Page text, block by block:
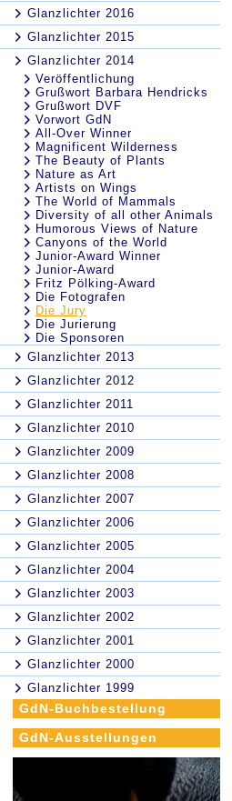
Glanzlichter 2016
Glanzlichter 2015
Glanzlichter 2014
Veröffentlichung
Grußwort Barbara Hendricks
Grußwort DVF
Vorwort GdN
All-Over Winner
Magnificent Wilderness
The Beauty of Plants
Nature as Art
Artists on Wings
The World of Mammals
Diversity of all other Animals
Humorous Views of Nature
Canyons of the World
Junior-Award Winner
Junior-Award
Fritz Pölking-Award
Die Fotografen
Die Jury
Die Jurierung
Die Sponsoren
Glanzlichter 2013
Glanzlichter 2012
Glanzlichter 2011
Glanzlichter 2010
Glanzlichter 2009
Glanzlichter 2008
Glanzlichter 2007
Glanzlichter 2006
Glanzlichter 2005
Glanzlichter 2004
Glanzlichter 2003
Glanzlichter 2002
Glanzlichter 2001
Glanzlichter 2000
Glanzlichter 1999
GdN-Buchbestellung
GdN-Ausstellungen